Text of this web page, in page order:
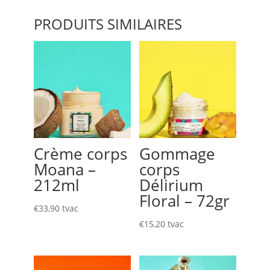
PRODUITS SIMILAIRES
Crème corps
Moana –
212ml
€33,90 tvac
Gommage
corps
Délirium
Floral – 72gr
€15,20 tvac